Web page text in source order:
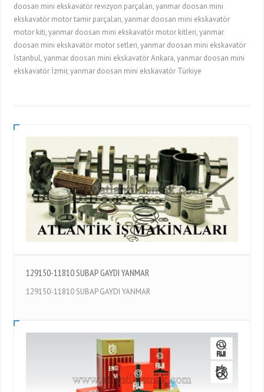
doosan mini ekskavatör revizyon parçaları, yanmar doosan mini
ekskavatör motor tamir parçaları, yanmar doosan mini ekskavatör
motor kiti, yanmar doosan mini ekskavatör motor kitleri, yanmar
doosan mini ekskavatör motor setleri, yanmar doosan mini ekskavatör
İstanbul, yanmar doosan mini ekskavatör Ankara, yanmar doosan mini
ekskavatör İzmir, yanmar doosan mini ekskavatör Türkiye
129150-11810 SUBAP GAYDI YANMAR
129150-11810 SUBAP GAYDI YANMAR